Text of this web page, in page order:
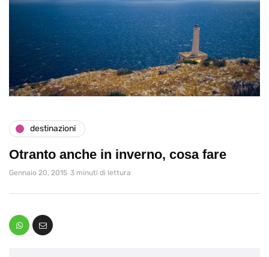
destinazioni
Otranto anche in inverno, cosa fare
Gennaio 20, 2015 3 minuti di lettura